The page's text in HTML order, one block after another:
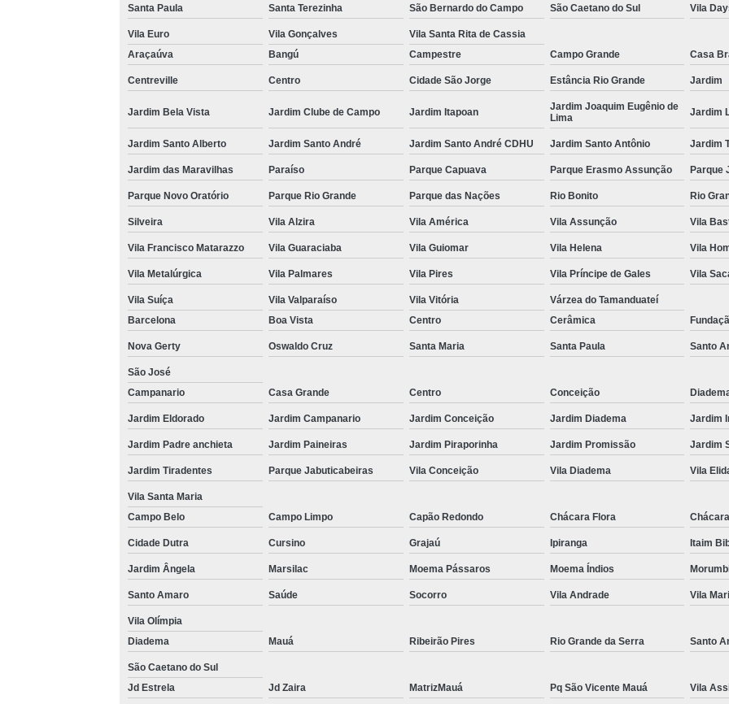
Espelho São
Espelho
Espelho de
Espelho
Espelho Moderno
Espelho
Espelho de
Espelho Decorativo
Espelho Grande para
Espelho para
Espelho para
Santa Paula Santa Terezinha São Bernardo do Campo São Caetano do Sul Vila
Vila Euro Vila Gonçalves
Vila Santa Rita de Cassia
Araçaúva
Bangú Campestre Campo Grande Casa
Centreville Centro Cidade São Jorge Estância Rio Grande Jardim
Jardim Bela Vista Jardim Clube de Campo Jardim Itapoan
Jardim Joaquim Eugênio de
Lima
Jardim
Jardim Santo Alberto Jardim Santo André Jardim Santo André CDHU Jardim Santo Antônio Jardim
Jardim das Maravilhas Paraíso Parque Capuava Parque Erasmo Assunção Parque
Parque Novo Oratório Parque Rio Grande Parque das Nações Rio Bonito Rio
Silveira Vila Alzira Vila América Vila Assunção Vila
Vila Francisco Matarazzo Vila Guaraciaba Vila Guiomar Vila Helena Vila
Vila Metalúrgica Vila Palmares Vila Pires Vila Príncipe de Gales Vila
Vila Suíça Vila Valparaíso Vila Vitória
Várzea do Tamanduateí
Barcelona
Boa Vista Centro Cerâmica
Nova Gerty Oswaldo Cruz Santa Maria Santa Paula Santo
São José
Campanario
Casa Grande Centro Conceição
Jardim Eldorado Jardim Campanario Jardim Conceição Jardim Diadema Jardim
Jardim Padre anchieta Jardim Paineiras Jardim Piraporinha Jardim Promissão Jardim
Jardim Tiradentes Parque Jabuticabeiras Vila Conceição Vila Diadema Vila
Vila Santa Maria
Campo Belo
Campo Limpo Capão Redondo Chácara Flora
Cidade Dutra Cursino Grajaú Ipiranga Itaim
Jardim Ângela Marsilac Moema Pássaros Moema Índios
Santo Amaro Saúde Socorro Vila Andrade Vila
Vila Olímpia
Diadema
Mauá Ribeirão Pires Rio Grande da Serra Santo
São Caetano do Sul
Jd Estrela
Jd Zaira MatrizMauá Pq São Vicente Mauá Vila